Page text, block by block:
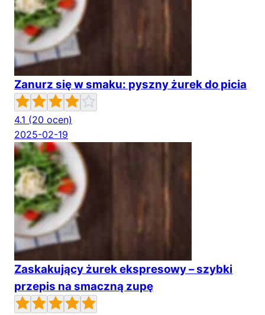
Zanurz się w smaku: pyszny żurek do picia
4.1 (20 ocen)
2025-02-19
Zaskakujący żurek ekspresowy – szybki
przepis na smaczną zupę